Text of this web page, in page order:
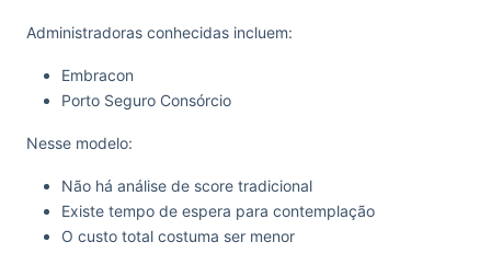
Administradoras conhecidas incluem:
Embracon
Porto Seguro Consórcio
Nesse modelo:
Não há análise de score tradicional
Existe tempo de espera para contemplação
O custo total costuma ser menor